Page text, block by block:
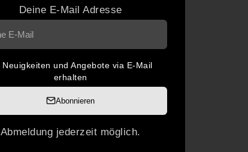
Deine E-Mail Adresse
Neuigkeiten und Angebote via E-Mail
erhalten
Abonnieren
Abmeldung jederzeit möglich.